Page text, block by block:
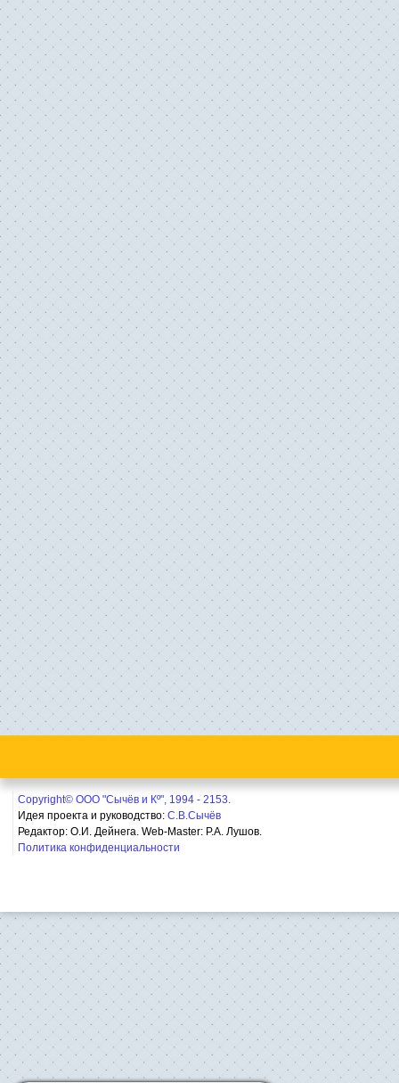
Copyright© ООО "Сычёв и Кº", 1994 - 2153.
Идея проекта и руководство: С.В.Сычёв
Редактор: О.И. Дейнега. Web-Master: Р.А. Лушов.
Политика конфиденциальности